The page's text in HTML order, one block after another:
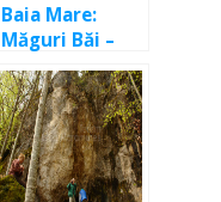
Baia Mare:
Măguri Băi –
Piatra Virgină